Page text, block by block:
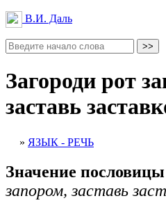
В.И. Даль
Загороди рот
заставь
» ЯЗЫК - РЕЧЬ
Значение пословицы
запором, заставь